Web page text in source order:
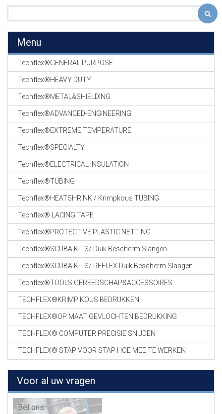
Menu
Techflex®GENERAL PURPOSE
Techflex®HEAVY DUTY
Techflex®METAL&SHIELDING
Techflex®ADVANCED-ENGINEERING
Techflex®EXTREME TEMPERATURE
Techflex®SPECIALTY
Techflex®ELECTRICAL INSULATION
Techflex®TUBING
Techflex®HEATSHRINK / Krimpkous TUBING
Techflex® LACING TAPE
Techflex®PROTECTIVE PLASTIC NETTING
Techflex®SCUBA KITS/ Duik Bescherm Slangen
Techflex®SCUBA KITS/ REFLEX Duik Bescherm Slangen
Techflex®TOOLS GEREEDSCHAP&ACCESSOIRES
TECHFLEX®KRIMP KOUS BEDRUKKEN
TECHFLEX®OP MAAT GEVLOCHTEN BEDRUKKING
TECHFLEX® COMPUTER PRECISIE SNIJDEN
TECHFLEX® STAP VOOR STAP HOE MEE TE WERKEN
Voor al uw vragen
Bel ons: